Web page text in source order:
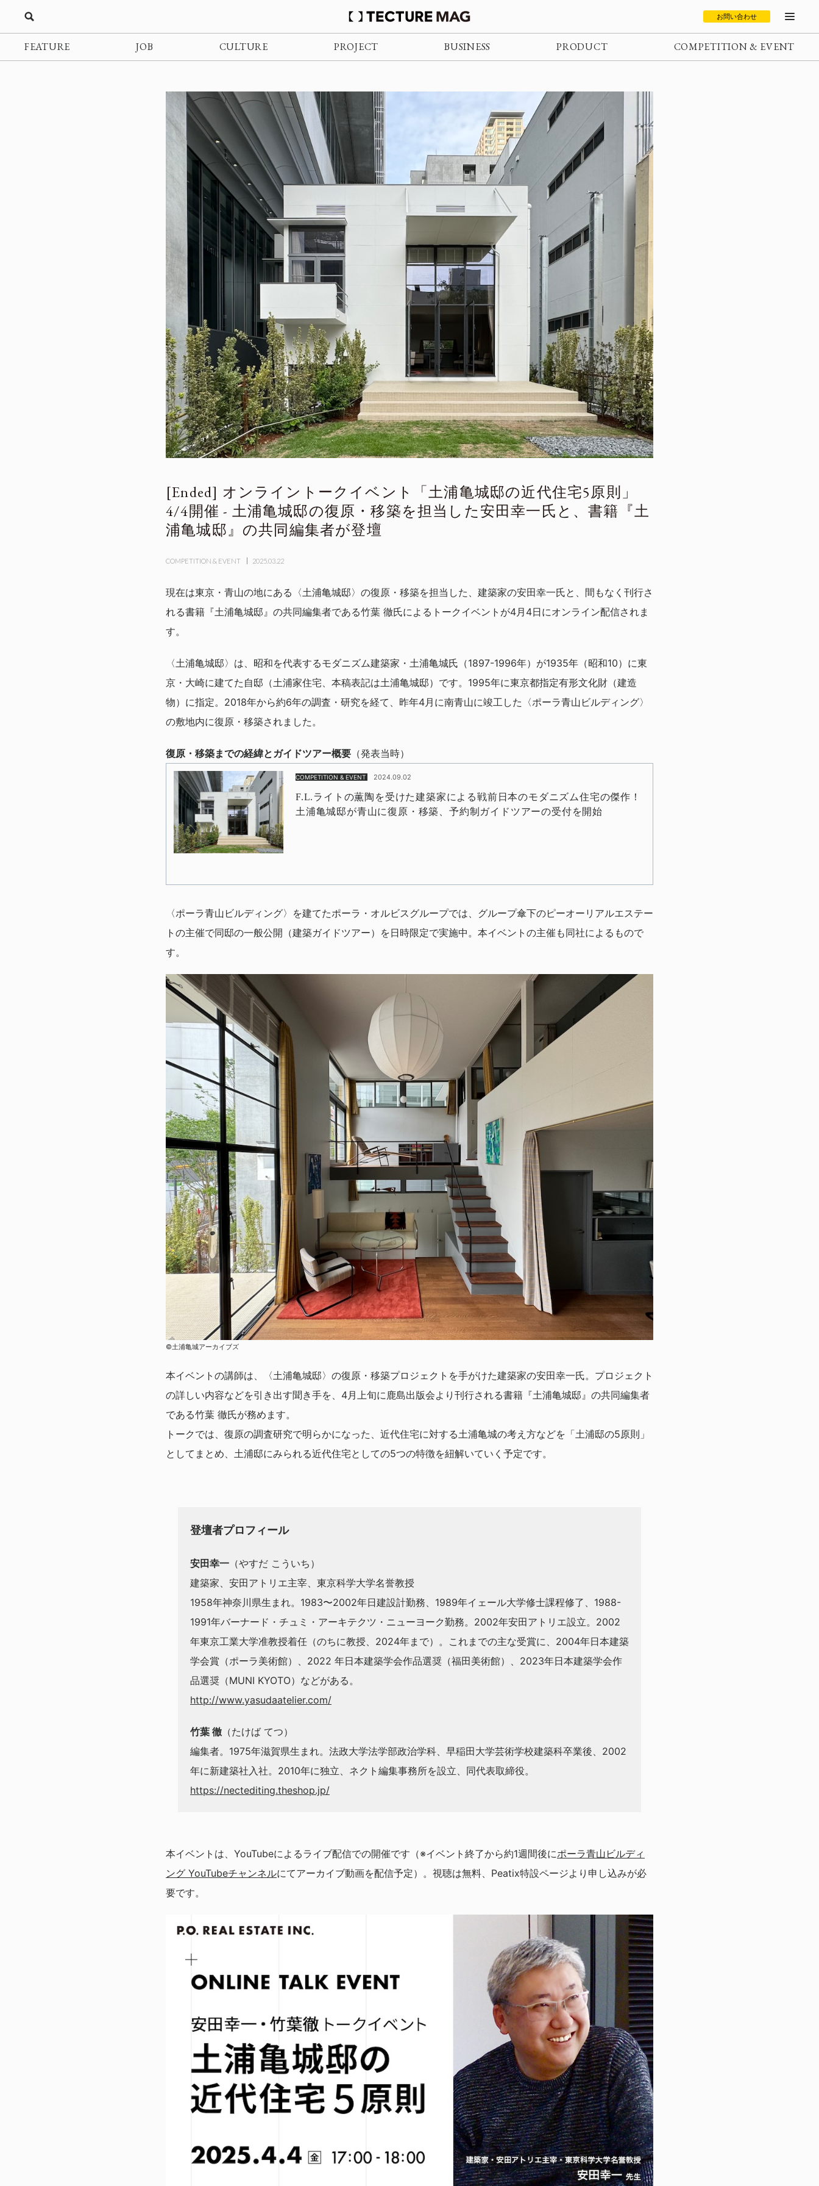
お問い合わせ
FEATURE JOB CULTURE PROJECT BUSINESS PRODUCT COMPETITION & EVENT
オンライントークイベント「土浦亀城邸の近代住宅5原則」
4/4開催 - 土浦亀城邸の復原・移築を担当した安田幸一氏と、書籍『土
浦亀城邸』の共同編集者が登壇
COMPETITION & EVENT 2025.03.22
現在は東京・青山の地にある〈土浦亀城邸〉の復原・移築を担当した、建築家の安田幸一氏と、間もなく刊行さ
れる書籍『土浦亀城邸』の共同編集者である竹葉 徹氏によるトークイベントが4月4日にオンライン配信されま
す。
〈土浦亀城邸〉は、昭和を代表するモダニズム建築家・土浦亀城氏（1897-1996年）が1935年（昭和10）に東
京・大崎に建てた自邸（土浦家住宅、本稿表記は土浦亀城邸）です。1995年に東京都指定有形⽂化財（建造
物）に指定。2018年から約6年の調査・研究を経て、昨年4月に南青山に竣工した〈ポーラ青山ビルディング〉
の敷地内に復原・移築されました。
復原・移築までの経緯とガイドツアー概要 （発表当時）
〈ポーラ青山ビルディング〉を建てたポーラ・オルビスグループでは、グループ傘下のピーオーリアルエステー
トの主催で同邸の一般公開（建築ガイドツアー）を日時限定で実施中。本イベントの主催も同社によるもので
す。
©土浦亀城アーカイブズ
本イベントの講師は、〈土浦亀城邸〉の復原・移築プロジェクトを手がけた建築家の安田幸一氏。プロジェクト
の詳しい内容などを引き出す聞き手を、4月上旬に鹿島出版会より刊行される書籍『土浦亀城邸』の共同編集者
である竹葉 徹氏が務めます。
トークでは、復原の調査研究で明らかになった、近代住宅に対する土浦亀城の考え方などを「土浦邸の5原則」
としてまとめ、土浦邸にみられる近代住宅としての5つの特徴を紐解いていく予定です。
登壇者プロフィール
安田幸一 （やすだ こういち）
建築家、安田アトリエ主宰、東京科学大学名誉教授
1958年神奈川県生まれ。1983〜2002年日建設計勤務、1989年イェール大学修士課程修了、1988-
1991年バーナード・チュミ・アーキテクツ・ニューヨーク勤務。2002年安田アトリエ設立。2002
年東京工業大学准教授着任（のちに教授、2024年まで）。これまでの主な受賞に、2004年日本建築
学会賞（ポーラ美術館）、2022 年日本建築学会作品選奨（福田美術館）、2023年日本建築学会作
品選奨（MUNI KYOTO）などがある。
http://www.yasudaatelier.com/
竹葉 徹 （たけば てつ）
編集者。1975年滋賀県生まれ。法政大学法学部政治学科、早稲田大学芸術学校建築科卒業後、2002
年に新建築社入社。2010年に独立、ネクト編集事務所を設立、同代表取締役。
https://nectediting.theshop.jp/
本イベントは、YouTubeによるライブ配信での開催です（※イベント終了から約1週間後にポーラ青山ビルディ
ング YouTubeチャンネルにてアーカイブ動画を配信予定）。視聴は無料、Peatix特設ページより申し込みが必
要です。